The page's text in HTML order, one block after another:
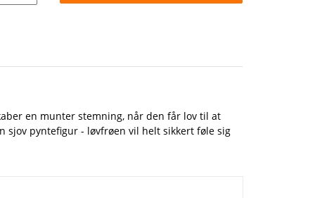
en munter stemning, når den får lov til at
sjov pyntefigur - løvfrøen vil helt sikkert føle sig